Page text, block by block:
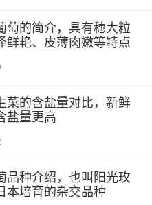
萄的简介，具有穗大粒
鲜艳、皮薄肉嫩等特点
菜的含盐量对比，新鲜
盐量更高
品种介绍，也叫阳光玫
本培育的杂交品种